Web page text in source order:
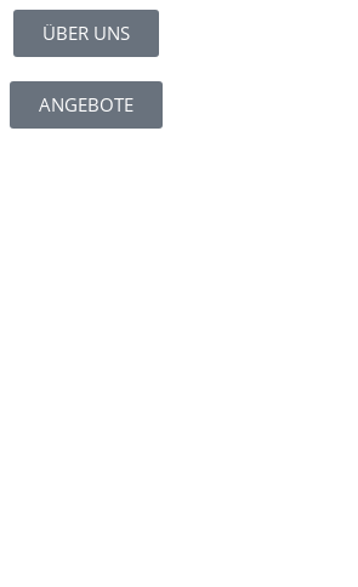
ÜBER UNS
ANGEBOTE